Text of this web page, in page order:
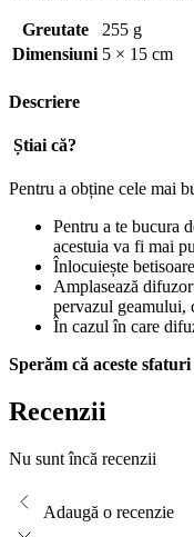
Cardamon
–
ml
Greutate
255 g
Dimensiuni 5 × 15 cm
Descriere
Știai că?
Pentru a obține cele mai
Pentru a te bucura
acestuia va fi mai
Înlocuiește
Amplasează
pervazul geamului,
În cazul în care
Sperăm că aceste
Recenzii
Nu sunt încă recenzii
Adaugă o recenzie